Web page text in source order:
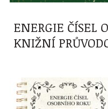
ENERGIE ČÍSEL
KNIŽNÍ